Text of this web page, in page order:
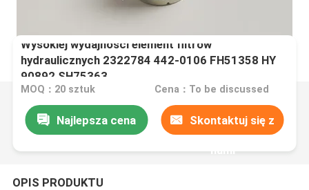
Wysokiej wydajności element filtrów
hydraulicznych 2322784 442-0106 FH51358 HY
90892 SH75363
MOQ：20 sztuk Cena：To be discussed
Najlepsza cena Skontaktuj się z
nami
OPIS PRODUKTU